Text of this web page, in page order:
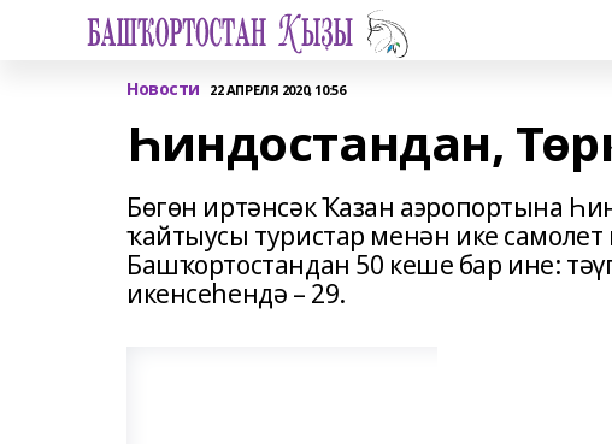
Новости 22 АПРЕЛЯ 2020, 10:56
Һиндостандан,
Бөгөн иртәнсәк Ҡазан аэропортына
ҡайтыусы туристар менән ике
Башҡортостандан 50 кеше бар ине:
икенсеһендә – 29.